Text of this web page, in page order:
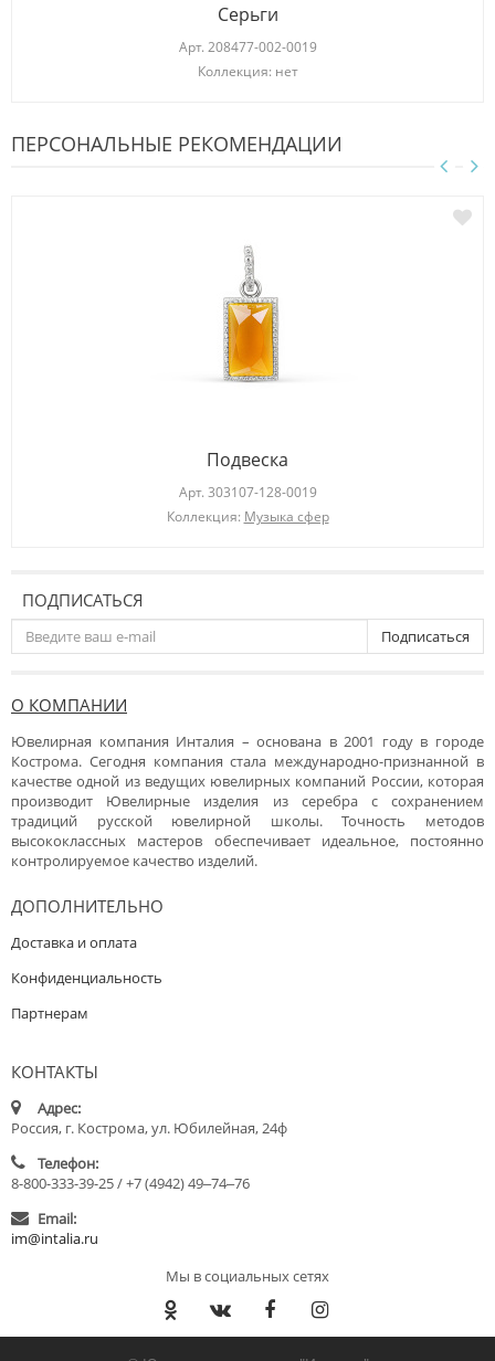
Серьги
Арт. 208477-002-0019
Коллекция: нет
ПЕРСОНАЛЬНЫЕ РЕКОМЕНДАЦИИ
Подвеска
Арт. 303107-128-0019
Коллекция: Музыка сфер
ПОДПИСАТЬСЯ
Подписаться
О КОМПАНИИ
Ювелирная компания Инталия – основана в 2001 году в городе
Кострома. Сегодня компания стала международно-признанной в
качестве одной из ведущих ювелирных компаний России, которая
производит Ювелирные изделия из серебра с сохранением
традиций русской ювелирной школы. Точность методов
высококлассных мастеров обеспечивает идеальное, постоянно
контролируемое качество изделий.
ДОПОЛНИТЕЛЬНО
Доставка и оплата
Конфиденциальность
Партнерам
КОНТАКТЫ
Адрес:
Россия, г. Кострома, ул. Юбилейная, 24ф
Телефон:
8-800-333-39-25 / +7 (4942) 49‒74‒76
Email:
im@intalia.ru
Мы в социальных сетях